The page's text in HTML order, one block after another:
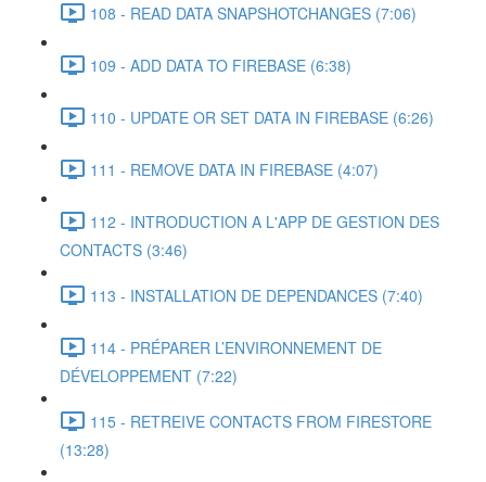
108 - READ DATA SNAPSHOTCHANGES (7:06)
109 - ADD DATA TO FIREBASE (6:38)
110 - UPDATE OR SET DATA IN FIREBASE (6:26)
111 - REMOVE DATA IN FIREBASE (4:07)
112 - INTRODUCTION A L'APP DE GESTION DES
CONTACTS (3:46)
113 - INSTALLATION DE DEPENDANCES (7:40)
114 - PRÉPARER L’ENVIRONNEMENT DE
DÉVELOPPEMENT (7:22)
115 - RETREIVE CONTACTS FROM FIRESTORE
(13:28)